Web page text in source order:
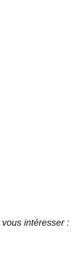
intéresser :